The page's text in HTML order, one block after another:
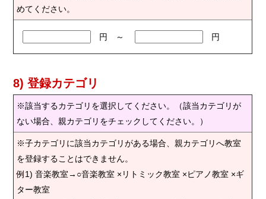
めてください。
円 ～ 円
8) 登録カテゴリ
※該当するカテゴリを選択してください。（該当カテゴリが
ない場合、親カテゴリをチェックしてください。）
※子カテゴリに該当カテゴリがある場合、親カテゴリへ教室
を登録することはできません。
例1) 音楽教室→○音楽教室 ×リトミック教室 ×ピアノ教室 ×ギ
ター教室